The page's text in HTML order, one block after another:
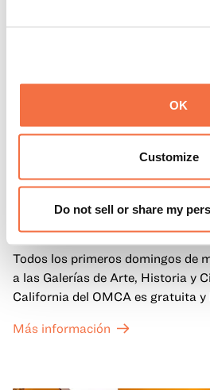
OK
Customize
Do not sell or share my
PRIMEROS DOMINGOS
Primeros domingos
Todos los primeros domingos de
a las Galerías de Arte, Historia y
California del OMCA es gratuita
a un precio reducido de 6 $.
Más información